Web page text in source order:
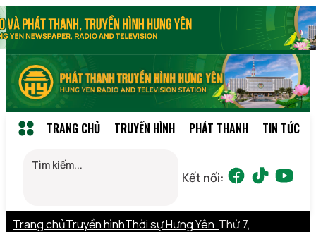
TRANG CHỦ TRUYỀN HÌNH PHÁT THANH TIN TỨC
Kết nối:
Trang chủTruyền hìnhThời sự Hưng Yên Thứ 7,